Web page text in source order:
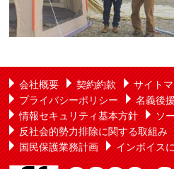
会社概要 契約約款 サイト
プライバシーポリシー
名義後
情報セキュリティ基本方針
ソ
反社会的勢力排除に関する取組み
国民保護業務計画
インボイス